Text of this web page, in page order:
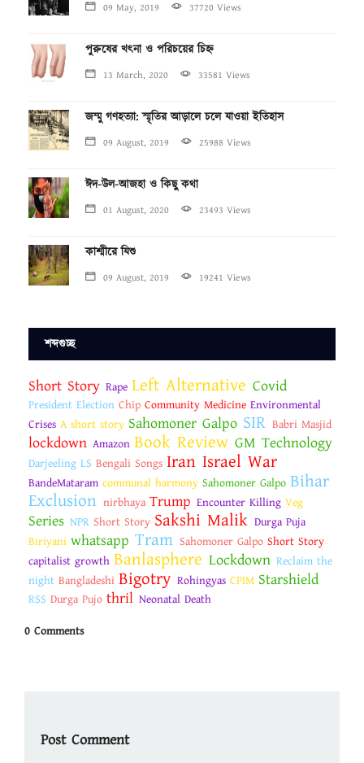
09 May, 2019 37720 Views
পুরুষের খৎনা ও পরিচয়ের চিহ্ন
13 March, 2020 33581 Views
জম্মু গণহত্যা: স্মৃতির আড়ালে চলে যাওয়া ইতিহাস
09 August, 2019 25988 Views
ঈদ-উল-আজহা ও কিছু কথা
01 August, 2020 23493 Views
কাশ্মীরে যিশু
09 August, 2019 19241 Views
শব্দগুচ্ছ
Short Story Rape Left Alternative Covid
President Election Chip Community Medicine Environmental
Crises A short story Sahomoner Galpo SIR Babri Masjid
lockdown Amazon Book Review GM Technology
Darjeeling LS Bengali Songs Iran Israel War
BandeMataram communal harmony Sahomoner Galpo Bihar
Exclusion nirbhaya Trump Encounter Killing Veg
Series NPR Short Story Sakshi Malik Durga Puja
Biriyani whatsapp Tram Sahomoner Galpo Short Story
capitalist growth Banlasphere Lockdown Reclaim the
night Bangladeshi Bigotry Rohingyas CPIM Starshield
RSS Durga Pujo thril Neonatal Death
0 Comments
Post Comment